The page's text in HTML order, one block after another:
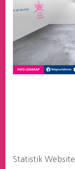
Statistik Website